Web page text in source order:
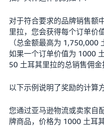
对于符合要求的品牌销售额
里拉，您会获得每个订单价
（总金额最高为 1,750,000
如果一个订单价值为 1000
50 土耳其里拉的总销售佣金
以下示例说明了奖励的计算方
您通过亚马逊物流或卖家自
牌商品，价格为 1000 土耳